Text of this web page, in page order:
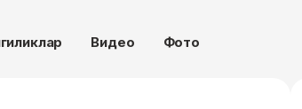
Видео Фото